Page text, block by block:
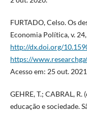
FURTADO, Celso. Os
Economia Política, v.
http://dx.doi.org/
https://
Acesso em: 25 out.
GEHRE, T.; CABRAL,
educação e sociedade.